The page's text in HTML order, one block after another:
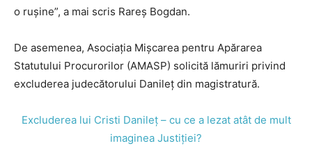
o rușine”, a mai scris Rareș Bogdan.
De asemenea, Asociația Mișcarea pentru Apărarea
Statutului Procurorilor (AMASP) solicită lămuriri privind
excluderea judecătorului Danileț din magistratură.
Excluderea lui Cristi Danileț – cu ce a lezat atât de mult
imaginea Justiției?